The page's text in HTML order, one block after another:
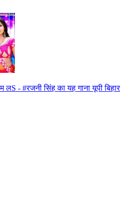
- #रजनी सिंह का यह गाना यूपी बिहार